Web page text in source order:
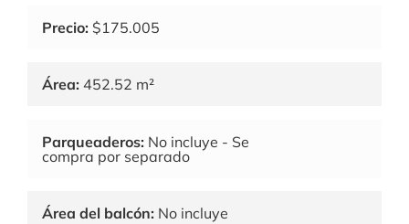
Precio: $175.005
Área: 452.52 m²
Parqueaderos: No incluye - Se
compra por separado
Área del balcón: No incluye